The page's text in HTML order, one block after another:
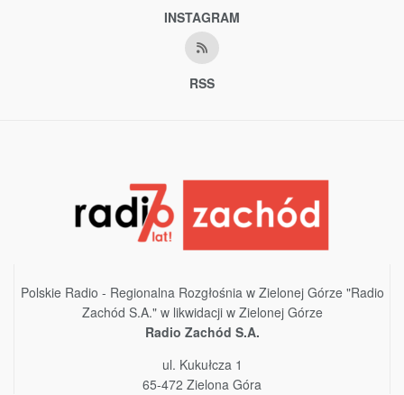
INSTAGRAM
RSS
Polskie Radio - Regionalna Rozgłośnia w Zielonej Górze "Radio
Zachód S.A." w likwidacji w Zielonej Górze
Radio Zachód S.A.
ul. Kukułcza 1
65-472 Zielona Góra